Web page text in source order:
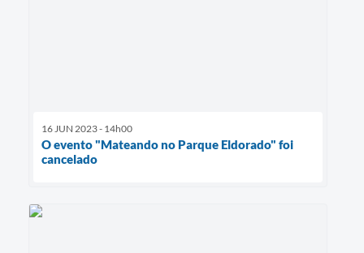
16 JUN 2023 - 14h00
O evento "Mateando no Parque Eldorado" foi
cancelado